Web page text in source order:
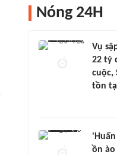
Nóng 24H
Vụ
22 tỷ
cuộc,
tồn
ồn ào